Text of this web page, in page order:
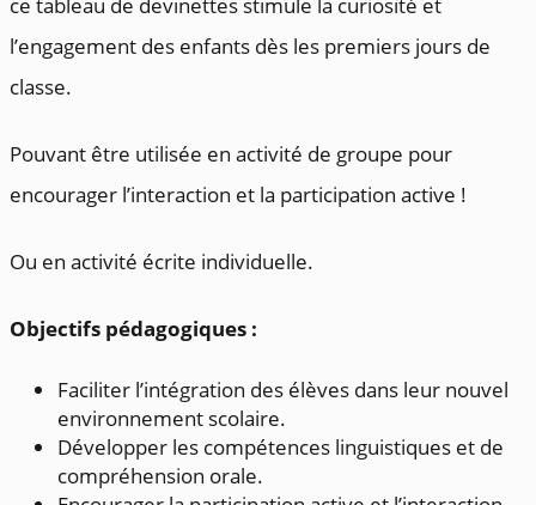
l’engagement des enfants dès les premiers jours de
classe.
Pouvant être utilisée en activité de groupe pour
encourager l’interaction et la participation active !
Ou en activité écrite individuelle.
Objectifs pédagogiques :
Faciliter l’intégration des élèves dans leur nouvel
environnement scolaire.
Développer les compétences linguistiques et de
compréhension orale.